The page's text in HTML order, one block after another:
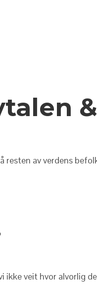
resten av verdens
ikke veit hvor alvorlig